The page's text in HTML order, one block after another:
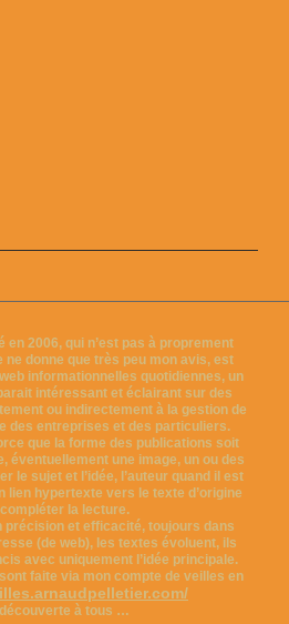
en 2006, qui n’est pas à proprement
ne donne que très peu mon avis, est
informationnelles quotidiennes, un
intéressant et éclairant sur des
ou indirectement à la gestion de
des entreprises et des particuliers.
que la forme des publications soit
éventuellement une image, un ou des
le sujet et l’idée, l’auteur quand il est
lien hypertexte vers le texte d’origine
la lecture.
précision et efficacité, toujours dans
(de web), les textes évoluent, ils
avec uniquement l’idée principale.
faite via mon compte de veilles en
à tous …